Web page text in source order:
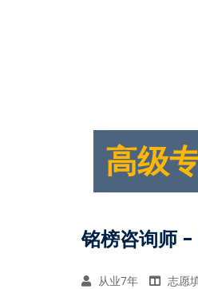
高级
铭榜咨询师 -
从业7年 志愿